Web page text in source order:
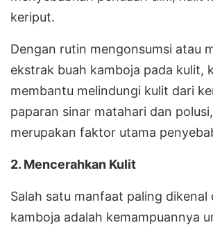
keriput.
Dengan rutin mengonsumsi atau
ekstrak buah kamboja pada kulit,
membantu melindungi kulit dari
paparan sinar matahari dan
merupakan faktor utama
2. Mencerahkan Kulit
Salah satu manfaat paling dikenal
kamboja adalah kemampuannya